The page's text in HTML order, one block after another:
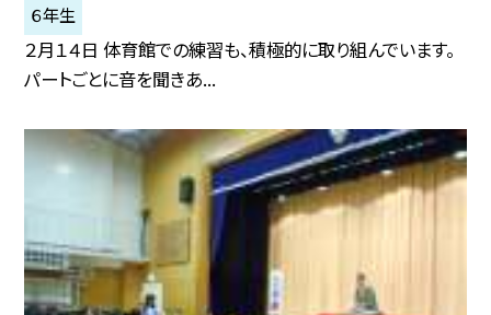
６年生
２月１４日 体育館での練習も、積極的に取り組んでいます。
パートごとに音を聞きあ...